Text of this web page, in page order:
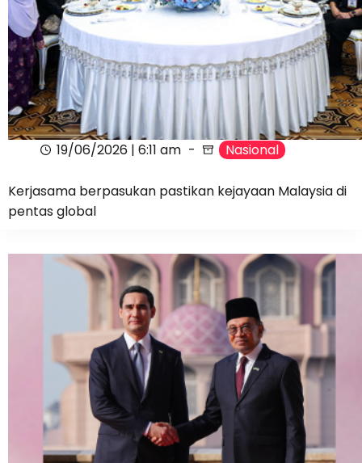
19/06/2026 | 6:11 am Nasional
Kerjasama berpasukan pastikan kejayaan Malaysia di
pentas global